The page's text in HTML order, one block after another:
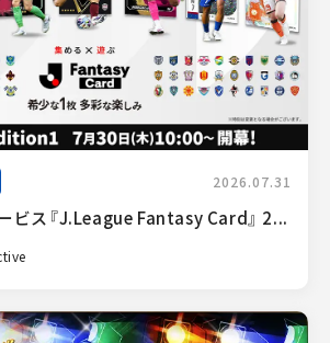
2026.07.31
ビス『J.League Fantasy Card』 2...